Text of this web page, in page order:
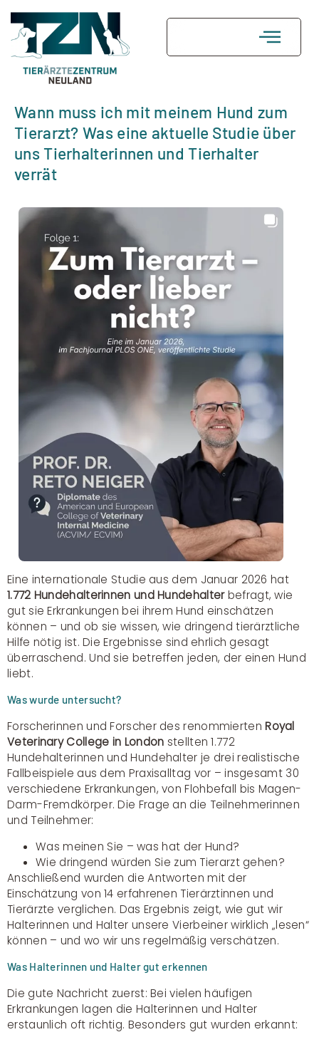
FAQ Kontakt
Wann muss ich mit meinem Hund zum
Tierarzt? Was eine aktuelle Studie über
uns Tierhalterinnen und Tierhalter
verrät
Eine internationale Studie aus dem Januar 2026 hat
1.772 Hundehalterinnen und Hundehalterbefragt, wie
gut sie Erkrankungen bei ihrem Hund einschätzen
können – und ob sie wissen, wie dringend tierärztliche
Hilfe nötig ist. Die Ergebnisse sind ehrlich gesagt
überraschend. Und sie betreffen jeden, der einen Hund
liebt.
Was wurde untersucht?
Forscherinnen und Forscher des renommiertenRoyal
Veterinary College in London stellten 1.772
Hundehalterinnen und Hundehalter je drei realistische
Fallbeispiele aus dem Praxisalltag vor – insgesamt 30
verschiedene Erkrankungen, von Flohbefall bis Magen-
Darm-Fremdkörper. Die Frage an die Teilnehmerinnen
und Teilnehmer:
Was meinen Sie – was hat der Hund?
Wie dringend würden Sie zum Tierarzt gehen?
Anschließend wurden die Antworten mit der
Einschätzung von 14 erfahrenen Tierärztinnen und
Tierärzte verglichen. Das Ergebnis zeigt, wie gut wir
Halterinnen und Halter unsere Vierbeiner wirklich „lesen“
können – und wo wir uns regelmäßig verschätzen.
Was Halterinnen und Halter gut erkennen
Die gute Nachricht zuerst: Bei vielen häufigen
Erkrankungen lagen die Halterinnen und Halter
erstaunlich oft richtig. Besonders gut wurden erkannt: